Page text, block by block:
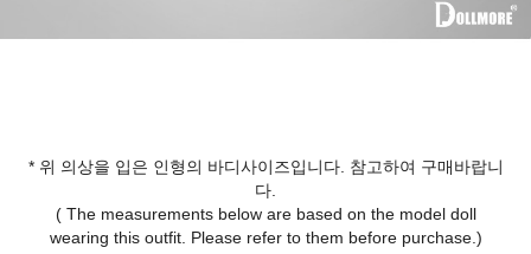
* 위 의상을 입은 인형의 바디사이즈입니다. 참고하여 구매바랍니
다.
( The measurements below are based on the model doll
wearing this outfit. Please refer to them before purchase.)